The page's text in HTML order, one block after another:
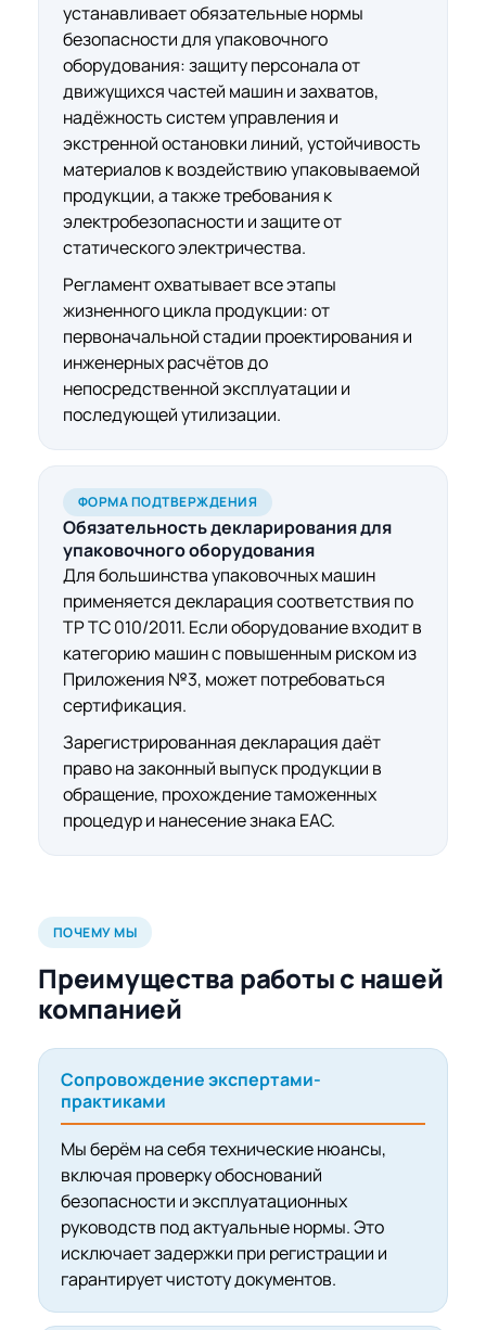
устанавливает обязательные нормы
безопасности для упаковочного
оборудования: защиту персонала от
движущихся частей машин и захватов,
надёжность систем управления и
экстренной остановки линий, устойчивость
материалов к воздействию упаковываемой
продукции, а также требования к
электробезопасности и защите от
статического электричества.
Регламент охватывает все этапы
жизненного цикла продукции: от
первоначальной стадии проектирования и
инженерных расчётов до
непосредственной эксплуатации и
последующей утилизации.
ФОРМА ПОДТВЕРЖДЕНИЯ
Обязательностьдекларирования для
упаковочного оборудования
Для большинства упаковочных машин
применяется декларация соответствия по
ТР ТС 010/2011. Если оборудование входит в
категорию машин с повышенным риском из
Приложения №3, может потребоваться
сертификация.
Зарегистрированная декларация даёт
право на законный выпуск продукции в
обращение, прохождение таможенных
процедур и нанесение знака ЕАС.
ПОЧЕМУ МЫ
Преимущества работы с нашей
компанией
Сопровождение экспертами-
практиками
Мы берём на себя технические нюансы,
включая проверку обоснований
безопасности и эксплуатационных
руководств под актуальные нормы. Это
исключает задержки при регистрации и
гарантирует чистоту документов.